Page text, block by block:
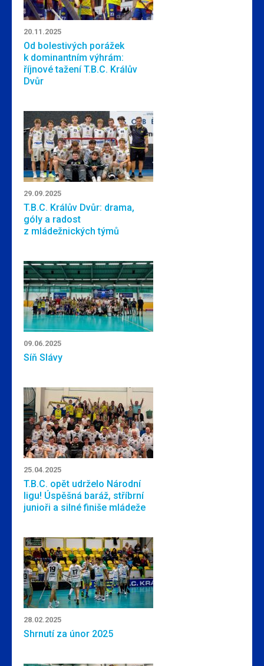
20.11.2025
Od bolestivých porážek
k dominantním výhrám:
říjnové tažení T.B.C. Králův
Dvůr
29.09.2025
T.B.C. Králův Dvůr: drama,
góly a radost
z mládežnických týmů
09.06.2025
Síň Slávy
25.04.2025
T.B.C. opět udrželo Národní
ligu! Úspěšná baráž, stříbrní
junioři a silné finiše mládeže
28.02.2025
Shrnutí za únor 2025